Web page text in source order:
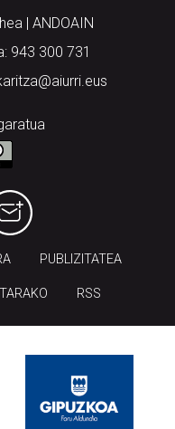
| ANDOAIN
943 300 731
PUBLIZITATEA
RSS